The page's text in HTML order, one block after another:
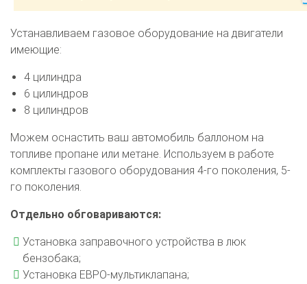
Устанавливаем газовое оборудование на двигатели
имеющие:
4 цилиндра
6 цилиндров
8 цилиндров
Можем оснастить ваш автомобиль баллоном на
топливе пропане или метане. Используем в работе
комплекты газового оборудования 4-го поколения, 5-
го поколения.
Отдельно обговариваются:
Установка заправочного устройства в люк
бензобака;
Установка ЕВРО-мультиклапана;